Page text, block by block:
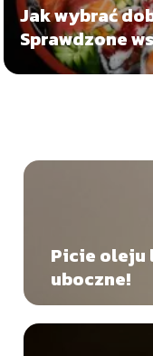
Jak wybrać
Sprawdzone
Picie oleju
uboczne!